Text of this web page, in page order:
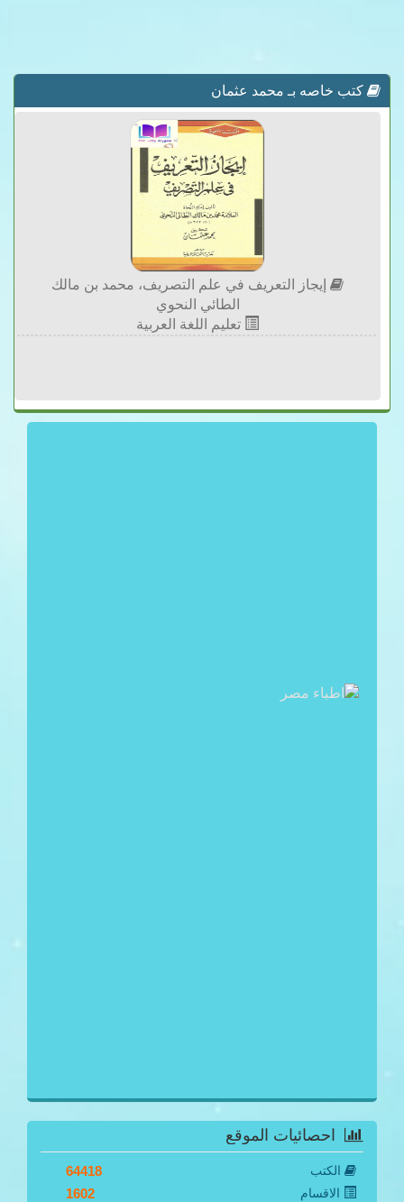
كتب خاصه بـ محمد عثمان
إيجاز التعريف في علم التصريف، محمد بن مالك
الطائي النحوي
تعليم اللغة العربية
احصائيات الموقع
الكتب 64418
الاقسام 1602